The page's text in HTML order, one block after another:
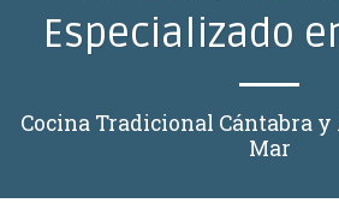
Especializado
Cocina Tradicional Cántabra y
Mar